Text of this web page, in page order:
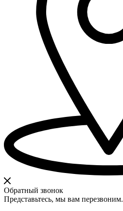
Обратный звонок
Представьтесь, мы вам перезвоним.